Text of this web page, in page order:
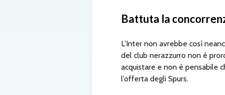
Battuta la
L’Inter non avrebbe così
del club nerazzurro non è
acquistare e non è pensabile
l’offerta degli Spurs.